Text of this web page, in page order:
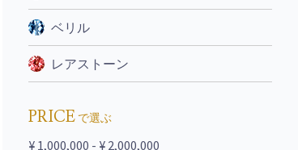
ベリル
レアストーン
PRICE で選ぶ
¥ 1,000,000 - ¥ 2,000,000